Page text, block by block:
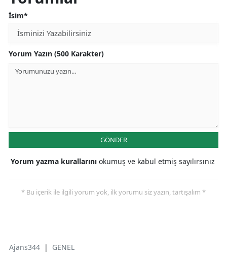
İsim*
Yorum Yazın (500 Karakter)
GÖNDER
Yorum yazma kurallarını okumuş ve kabul etmiş sayılırsınız
* Bu içerik ile ilgili yorum yok, ilk yorumu siz yazın, tartışalım *
Ajans344 | GENEL